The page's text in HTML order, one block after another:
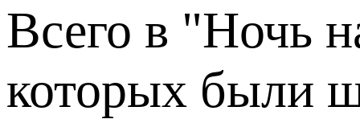
Всего в "Ночь
которых были